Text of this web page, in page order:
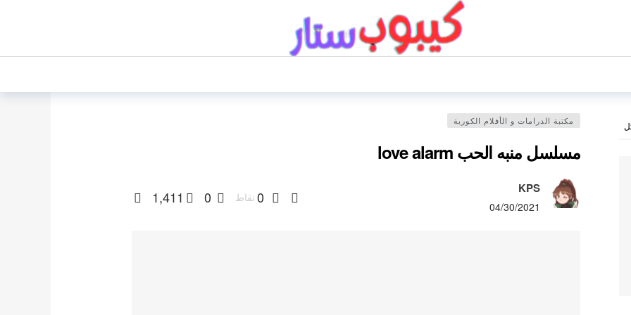
مكتبة الدرامات و الأفلام الكورية
مسلسل منبه الحب love alarm
KPS
04/30/2021
0 نقاط 0
1,411